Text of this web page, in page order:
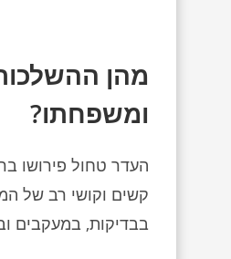
מהן
ומשפחתו?
העדר טחול פירושו
קשים וקושי רב של
בבדיקות, במעקבים